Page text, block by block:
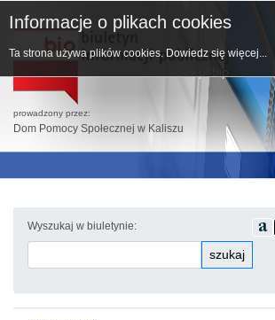
prowadzony przez:
Dom Pomocy Społecznej w Kaliszu
Wyszukaj w biuletynie:
szukaj
Informacje o plikach cookies
Ta strona używa plików cookies. Dowiedz się więcej...